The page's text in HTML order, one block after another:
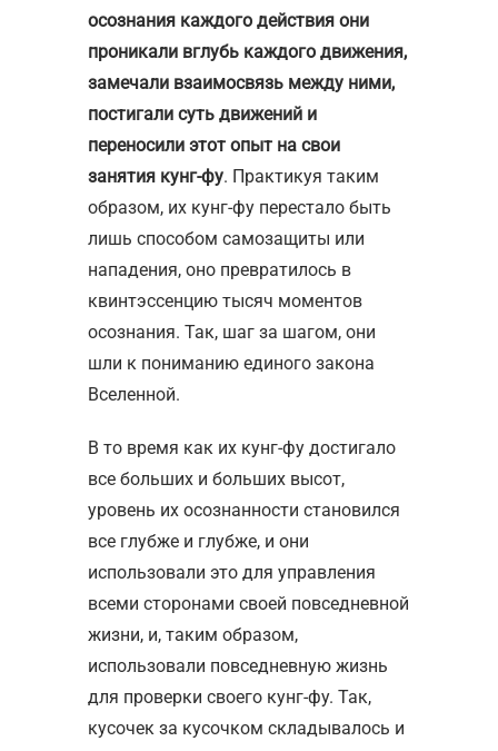
осознания каждого действия они
проникали вглубь каждого движения,
замечали взаимосвязь между ними,
постигали суть движений и
переносили этот опыт на свои
занятия кунг-фу. Практикуя таким
образом, их кунг-фу перестало быть
лишь способом самозащиты или
нападения, оно превратилось в
квинтэссенцию тысяч моментов
осознания. Так, шаг за шагом, они
шли к пониманию единого закона
Вселенной.
В то время как их кунг-фу достигало
все больших и больших высот,
уровень их осознанности становился
все глубже и глубже, и они
использовали это для управления
всеми сторонами своей повседневной
жизни, и, таким образом,
использовали повседневную жизнь
для проверки своего кунг-фу. Так,
кусочек за кусочком складывалось и